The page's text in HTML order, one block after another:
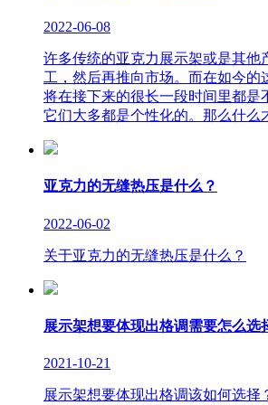
2022-06-08
许多传统的亚克力展示架或是其他
工，然后再推向市场。而在如今的
将在接下来的很长一段时间里都是
它们大多都是个性化的。那么什么
亚克力的无缝热压是什么？
2022-06-02
关于亚克力的无缝热压是什么？
展示架想要体现出格调需要怎么选
2021-10-21
展示架想要体现出格调该如何选择